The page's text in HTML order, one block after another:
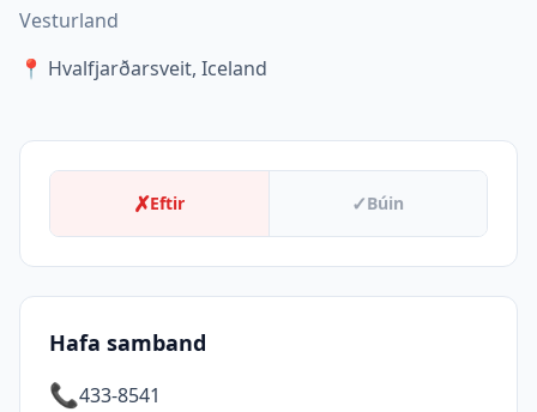
Vesturland
📍 Hvalfjarðarsveit, Iceland
✗Eftir ✓Búin
Hafa samband
📞433-8541